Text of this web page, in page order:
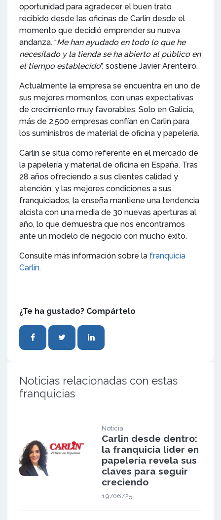
oportunidad para agradecer el buen trato
recibido desde las oficinas de Carlin desde el
momento que decidió emprender su nueva
andanza. “Me han ayudado en todo lo que he
necesitado y la tienda se ha abierto al público en
el tiempo establecido”, sostiene Javier Arenteiro.
Actualmente la empresa se encuentra en uno de
sus mejores momentos, con unas expectativas
de crecimiento muy favorables. Solo en Galicia,
más de 2.500 empresas confían en Carlin para
los suministros de material de oficina y papelería.
Carlin se sitúa como referente en el mercado de
la papelería y material de oficina en España. Tras
28 años ofreciendo a sus clientes calidad y
atención, y las mejores condiciones a sus
franquiciados, la enseña mantiene una tendencia
alcista con una media de 30 nuevas aperturas al
año, lo que demuestra que nos encontramos
ante un modelo de negocio con mucho éxito.
Consulte más información sobre la franquicia
Carlin.
¿Te ha gustado? Compártelo
Noticias relacionadas con estas
franquicias
Noticia
Carlin desde dentro:
la franquicia líder en
papelería revela sus
claves para seguir
creciendo
19/06/25